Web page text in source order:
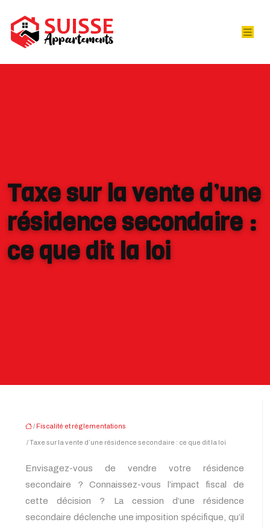
Taxe sur la vente d’une
résidence secondaire :
ce que dit la loi
/ Fiscalité et réglementations
/ Taxe sur la vente d’une résidence secondaire : ce que dit la loi
Envisagez-vous de vendre votre résidence
secondaire ? Connaissez-vous l’impact fiscal de
cette décision ? La cession d’une résidence
secondaire déclenche une imposition spécifique, qu’il